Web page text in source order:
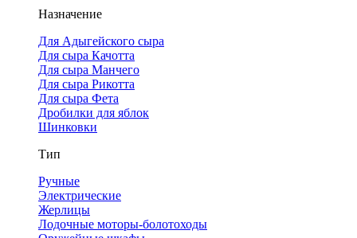
Назначение
Для Адыгейского сыра
Для сыра Качотта
Для сыра Манчего
Для сыра Рикотта
Для сыра Фета
Дробилки для яблок
Шинковки
Тип
Ручные
Электрические
Жерлицы
Лодочные моторы-болотоходы